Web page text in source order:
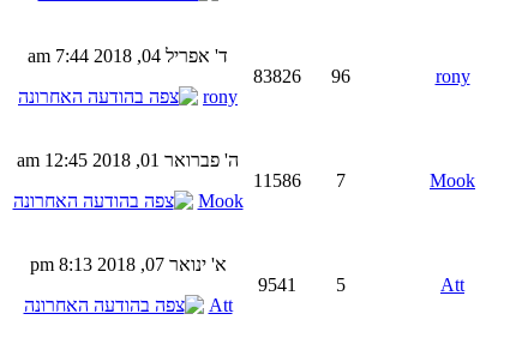
rony
96
83826
ד' אפריל 04, 2018 7:44 am
rony
Mook
7
11586
ה' פברואר 01, 2018 12:45 am
Mook
Att
5
9541
א' ינואר 07, 2018 8:13 pm
Att